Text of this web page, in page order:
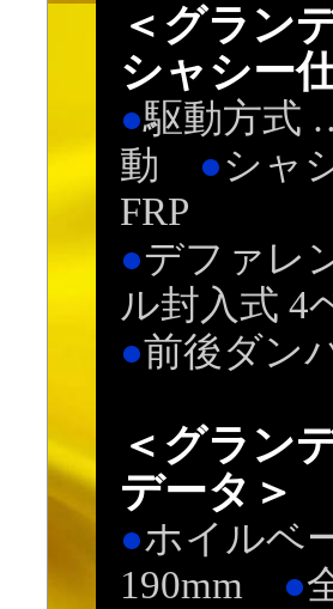
＜グラン
シャシー
●駆動方式
動 ●シャ
FRP
●デファレ
ル封入式 4
●前後ダン
＜グラン
データ＞
●ホイルベ
190mm ●